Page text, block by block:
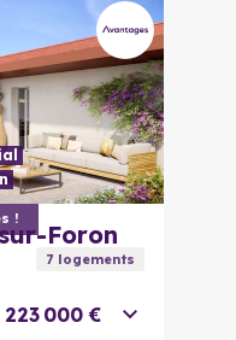
!
Foron
7logements
223 000 €